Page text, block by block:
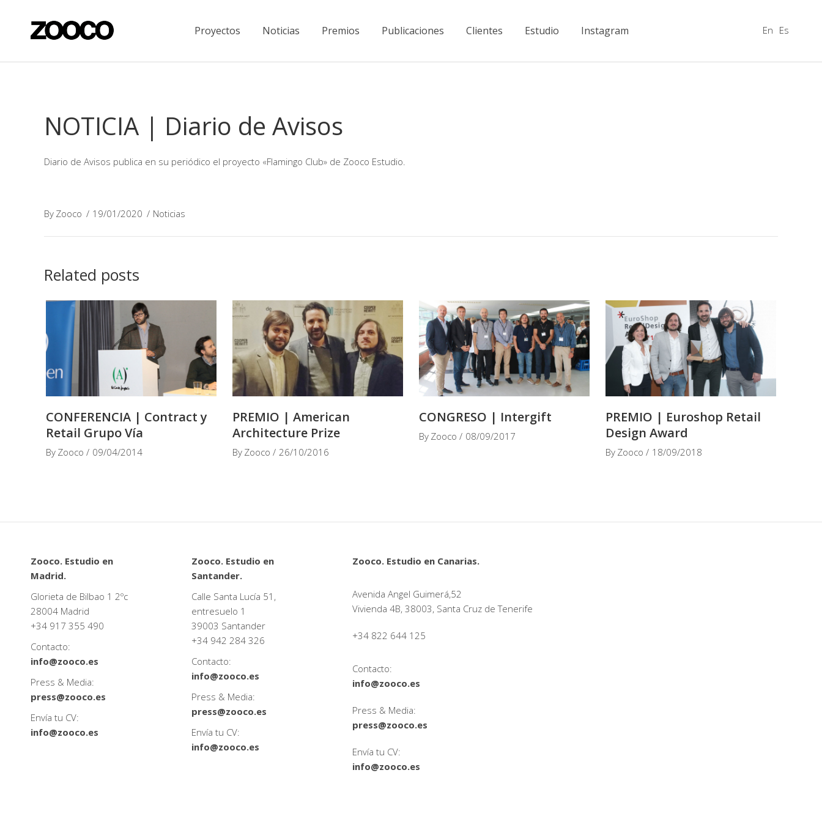
Proyectos Noticias Premios Publicaciones Clientes Estudio Instagram En Es
NOTICIA | Diario de Avisos
Diario de Avisos publica en su periódico el proyecto «Flamingo Club» de Zooco Estudio.
By Zooco 19/01/2020 Noticias
Related posts
CONFERENCIA | Contract y
Retail Grupo Vía
By Zooco 09/04/2014
PREMIO | American
Architecture Prize
By Zooco 26/10/2016
CONGRESO | Intergift
By Zooco 08/09/2017
PREMIO | Euroshop Retail
Design Award
By Zooco 18/09/2018
Zooco. Estudio en
Madrid.
Glorieta de Bilbao 1 2ºc
28004 Madrid
+34 917 355 490
Contacto:
info@zooco.es
Press & Media:
press@zooco.es
Envía tu CV:
info@zooco.es
Zooco. Estudio en
Santander.
Calle Santa Lucía 51,
entresuelo 1
39003 Santander
+34 942 284 326
Contacto:
info@zooco.es
Press & Media:
press@zooco.es
Envía tu CV:
info@zooco.es
Zooco. Estudio en Canarias.
Avenida Angel Guimerá,52
Vivienda 4B, 38003, Santa Cruz de Tenerife
+34 822 644 125
Contacto:
info@zooco.es
Press & Media:
press@zooco.es
Envía tu CV:
info@zooco.es